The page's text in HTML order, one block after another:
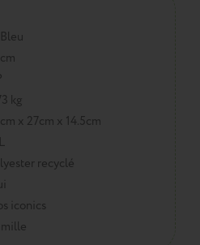
Bleu
kg
x 27cm x 14.5cm
recyclé
iconics